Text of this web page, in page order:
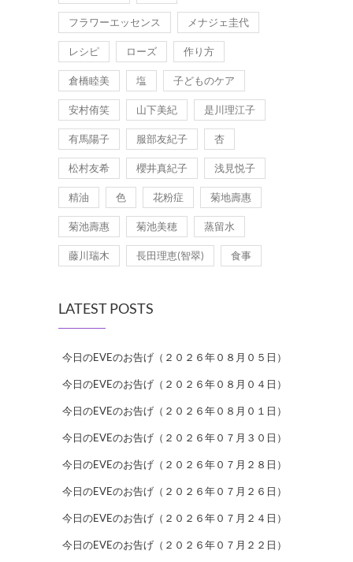
フラワーエッセンス メナジェ圭代
レシピ ローズ 作り方
倉橋睦美 塩 子どものケア
安村侑笑 山下美紀 是川理江子
有馬陽子 服部友紀子 杏
松村友希 櫻井真紀子 浅見悦子
精油 色 花粉症 菊地壽惠
菊池壽惠 菊池美穂 蒸留水
藤川瑞木 長田理恵(智翠) 食事
LATEST POSTS
今日のEVEのお告げ（２０２６年０８月０５日）
今日のEVEのお告げ（２０２６年０８月０４日）
今日のEVEのお告げ（２０２６年０８月０１日）
今日のEVEのお告げ（２０２６年０７月３０日）
今日のEVEのお告げ（２０２６年０７月２８日）
今日のEVEのお告げ（２０２６年０７月２６日）
今日のEVEのお告げ（２０２６年０７月２４日）
今日のEVEのお告げ（２０２６年０７月２２日）